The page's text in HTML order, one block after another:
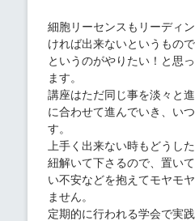
細胞リーセンスもリーディ
ければ出来ないというもの
というのがやりたい！と思
ます。
講座はただ同じ事を淡々と
に合わせて進んでいき、い
す。
上手く出来ない時もどうし
紐解いて下さるので、置い
い不安などを抱えてモヤモ
ません。
定期的に行われる学会で実